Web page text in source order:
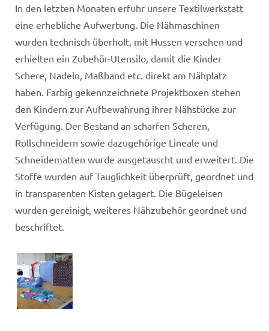
In den letzten Monaten erfuhr unsere Textilwerkstatt
eine erhebliche Aufwertung. Die Nähmaschinen
wurden technisch überholt, mit Hussen versehen und
erhielten ein Zubehör-Utensilo, damit die Kinder
Schere, Nadeln, Maßband etc. direkt am Nähplatz
haben. Farbig gekennzeichnete Projektboxen stehen
den Kindern zur Aufbewahrung ihrer Nähstücke zur
Verfügung. Der Bestand an scharfen Scheren,
Rollschneidern sowie dazugehörige Lineale und
Schneidematten wurde ausgetauscht und erweitert. Die
Stoffe wurden auf Tauglichkeit überprüft, geordnet und
in transparenten Kisten gelagert. Die Bügeleisen
wurden gereinigt, weiteres Nähzubehör geordnet und
beschriftet.